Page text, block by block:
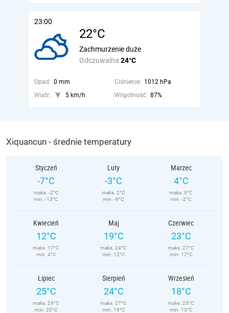
23:00
22°C
Odczuwalna 24°C
Zachmurzenie duże
Opad: 0 mm Ciśnienie: 1012 hPa
Wiatr:
5 km/h Wilgotność: 87%
Xiquancun - średnie temperatury
Styczeń
-7°C
maks. -2°C
min. -13°C
Luty
-3°C
maks. 2°C
min. -9°C
Marzec
4°C
maks. 9°C
min. -2°C
Kwiecień
12°C
maks. 17°C
min. 4°C
Maj
19°C
maks. 24°C
min. 12°C
Czerwiec
23°C
maks. 27°C
min. 17°C
Lipiec
25°C
maks. 29°C
min. 20°C
Sierpień
24°C
maks. 27°C
min. 19°C
Wrzesień
18°C
maks. 23°C
min. 13°C